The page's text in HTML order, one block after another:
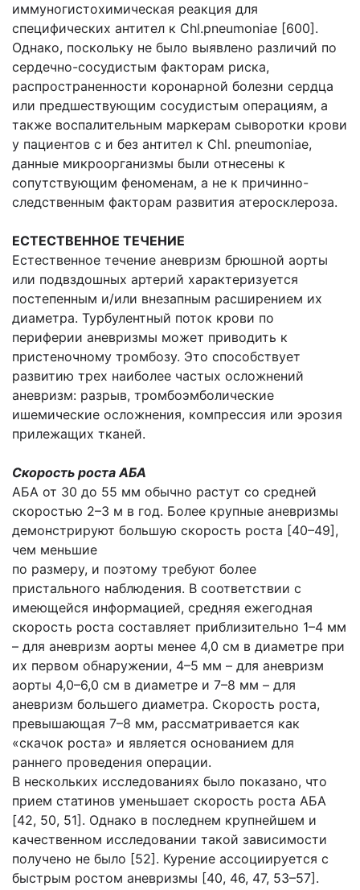
иммуногистохимическая реакция для
специфических антител к Chl.pneumoniae [600].
Однако, поскольку не было выявлено различий по
сердечно-сосудистым факторам риска,
распространенности коронарной болезни сердца
или предшествующим сосудистым операциям, а
также воспалительным маркерам сыворотки крови
у пациентов с и без антител к Chl. pneumoniae,
данные микроорганизмы были отнесены к
сопутствующим феноменам, а не к причинно-
следственным факторам развития атеросклероза.
ЕСТЕСТВЕННОЕ ТЕЧЕНИЕ
Естественное течение аневризм брюшной аорты
или подвздошных артерий характеризуется
постепенным и/или внезапным расширением их
диаметра. Турбулентный поток крови по
периферии аневризмы может приводить к
пристеночному тромбозу. Это способствует
развитию трех наиболее частых осложнений
аневризм: разрыв, тромбоэмболические
ишемические осложнения, компрессия или эрозия
прилежащих тканей.
Скорость роста АБА
АБА от 30 до 55 мм обычно растут со средней
скоростью 2–3 м в год. Более крупные аневризмы
демонстрируют большую скорость роста [40–49],
чем меньшие
по размеру, и поэтому требуют более
пристального наблюдения. В соответствии с
имеющейся информацией, средняя ежегодная
скорость роста составляет приблизительно 1–4 мм
– для аневризм аорты менее 4,0 см в диаметре при
их первом обнаружении, 4–5 мм – для аневризм
аорты 4,0–6,0 см в диаметре и 7–8 мм – для
аневризм большего диаметра. Скорость роста,
превышающая 7–8 мм, рассматривается как
«скачок роста» и является основанием для
раннего проведения операции.
В нескольких исследованиях было показано, что
прием статинов уменьшает скорость роста АБА
[42, 50, 51]. Однако в последнем крупнейшем и
качественном исследовании такой зависимости
получено не было [52]. Курение ассоциируется с
быстрым ростом аневризмы [40, 46, 47, 53–57].